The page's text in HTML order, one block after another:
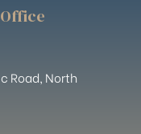
Road, North